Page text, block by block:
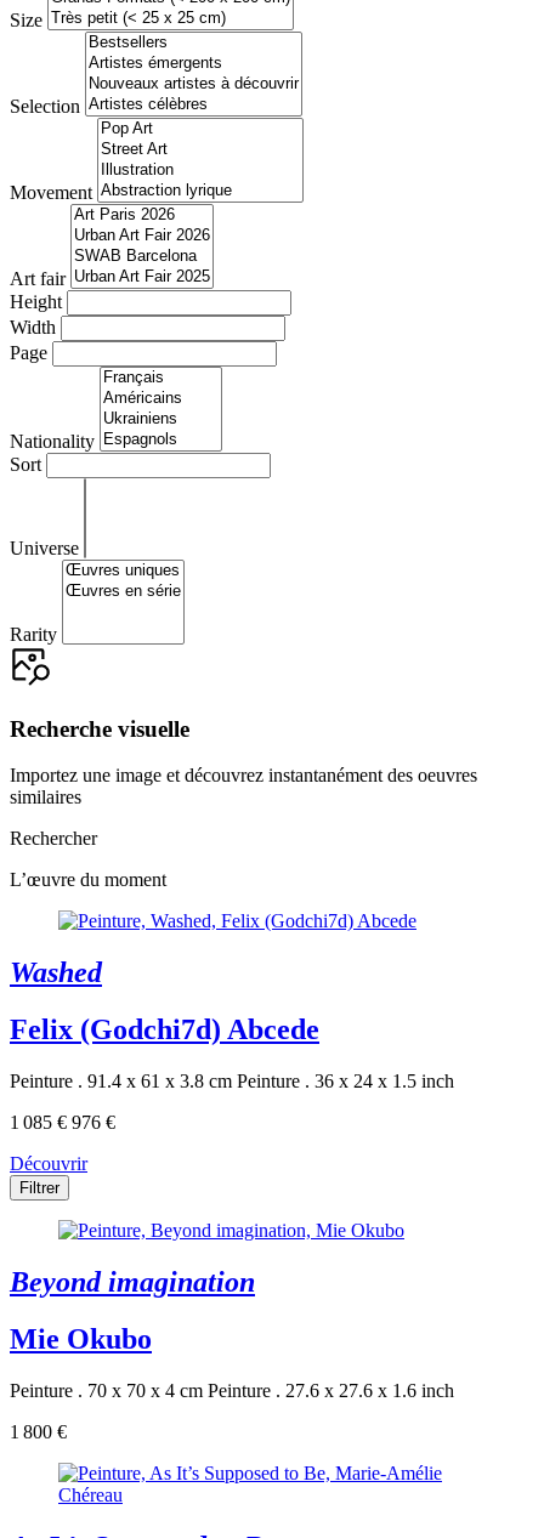
Size
Selection
Movement
Art fair
Height
Width
Page
Nationality
Sort
Universe
Rarity
Recherche visuelle
Importez une image et découvrez instantanément des oeuvres
similaires
Rechercher
L’œuvre du moment
Washed
Felix (Godchi7d) Abcede
Peinture . 91.4 x 61 x 3.8 cm Peinture . 36 x 24 x 1.5 inch
1 085 € 976 €
Découvrir
Filtrer
Beyond imagination
Mie Okubo
Peinture . 70 x 70 x 4 cm Peinture . 27.6 x 27.6 x 1.6 inch
1 800 €